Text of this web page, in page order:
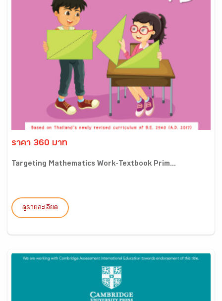
ราคา 360 บาท
Targeting Mathematics Work-Textbook Prim...
ดูรายละเอียด